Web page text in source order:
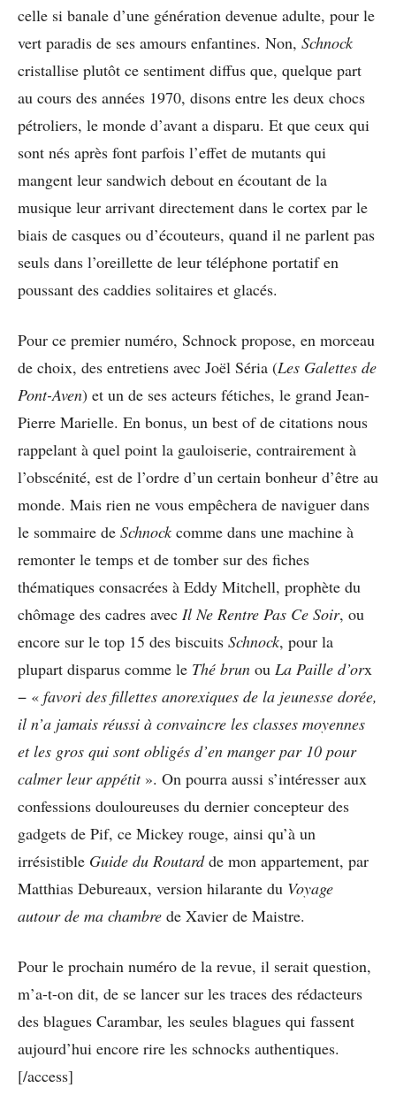
celle si banale d’une génération devenue adulte, pour le
vert paradis de ses amours enfantines. Non, Schnock
cristallise plutôt ce sentiment diffus que, quelque part
au cours des années 1970, disons entre les deux chocs
pétroliers, le monde d’avant a disparu. Et que ceux qui
sont nés après font parfois l’effet de mutants qui
mangent leur sandwich debout en écoutant de la
musique leur arrivant directement dans le cortex par le
biais de casques ou d’écouteurs, quand il ne parlent pas
seuls dans l’oreillette de leur téléphone portatif en
poussant des caddies solitaires et glacés.
Pour ce premier numéro, Schnock propose, en morceau
de choix, des entretiens avec Joël Séria (Les Galettes de
Pont-Aven) et un de ses acteurs fétiches, le grand Jean-
Pierre Marielle. En bonus, un best of de citations nous
rappelant à quel point la gauloiserie, contrairement à
l’obscénité, est de l’ordre d’un certain bonheur d’être au
monde. Mais rien ne vous empêchera de naviguer dans
le sommaire de Schnock comme dans une machine à
remonter le temps et de tomber sur des fiches
thématiques consacrées à Eddy Mitchell, prophète du
chômage des cadres avec Il Ne Rentre Pas Ce Soir, ou
encore sur le top 15 des biscuits Schnock, pour la
plupart disparus comme le Thé brun ou La Paille d’orx
− « favori des fillettes anorexiques de la jeunesse dorée,
il n’a jamais réussi à convaincre les classes moyennes
et les gros qui sont obligés d’en manger par 10 pour
calmer leur appétit». On pourra aussi s’intéresser aux
confessions douloureuses du dernier concepteur des
gadgets de Pif, ce Mickey rouge, ainsi qu’à un
irrésistible Guide du Routardde mon appartement, par
Matthias Debureaux, version hilarante du Voyage
autour de ma chambre de Xavier de Maistre.
Pour le prochain numéro de la revue, il serait question,
m’a-t-on dit, de se lancer sur les traces des rédacteurs
des blagues Carambar, les seules blagues qui fassent
aujourd’hui encore rire les schnocks authentiques.
[/access]